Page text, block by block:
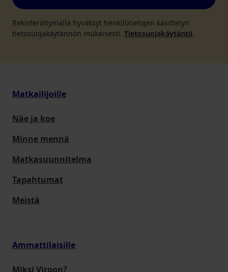
Rekisteröitymällä hyväksyt henkilötietojen käsittelyn
tietosuojakäytännön mukaisesti. Tietosuojakäytäntö.
Matkailijoille
Näe ja koe
Minne mennä
Matkasuunnitelma
Tapahtumat
Meistä
Ammattilaisille
Miksi Viroon?